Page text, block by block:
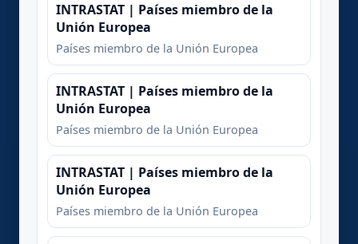
INTRASTAT | Países miembro de la
Unión Europea
Países miembro de la Unión Europea
INTRASTAT | Países miembro de la
Unión Europea
Países miembro de la Unión Europea
INTRASTAT | Países miembro de la
Unión Europea
Países miembro de la Unión Europea